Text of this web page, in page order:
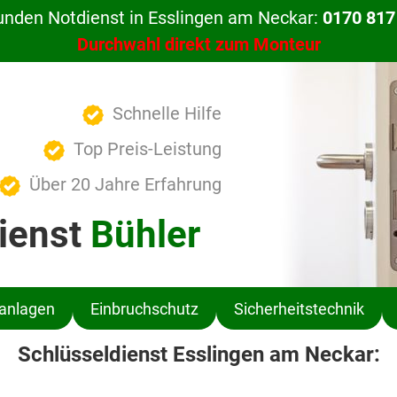
Notdienst in Esslingen am Neckar: 0170
Durchwahl direkt zum Monteur
Schnelle Hilfe
Top Preis-Leistung
Über 20 Jahre Erfahrung
Bühler
Einbruchschutz Sicherheitstechnik
Schlüsseldienst Esslingen am Neckar: